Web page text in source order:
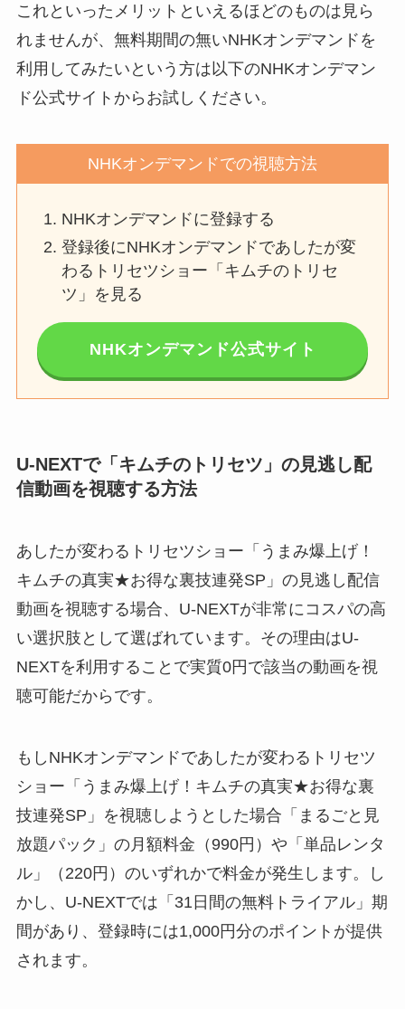
これといったメリットといえるほどのものは見ら
れませんが、無料期間の無いNHKオンデマンドを
利用してみたいという方は以下のNHKオンデマン
ド公式サイトからお試しください。
NHKオンデマンドでの視聴方法
NHKオンデマンドに登録する
登録後にNHKオンデマンドであしたが変
わるトリセツショー「キムチのトリセ
ツ」を見る
NHKオンデマンド公式サイト
U-NEXTで「キムチのトリセツ」の見逃し配
信動画を視聴する方法
あしたが変わるトリセツショー「うまみ爆上げ！
キムチの真実★お得な裏技連発SP」の見逃し配信
動画を視聴する場合、U-NEXTが非常にコスパの高
い選択肢として選ばれています。その理由はU-
NEXTを利用することで実質0円で該当の動画を視
聴可能だからです。
もしNHKオンデマンドであしたが変わるトリセツ
ショー「うまみ爆上げ！キムチの真実★お得な裏
技連発SP」を視聴しようとした場合「まるごと見
放題パック」の月額料金（990円）や「単品レンタ
ル」（220円）のいずれかで料金が発生します。し
かし、U-NEXTでは「31日間の無料トライアル」期
間があり、登録時には1,000円分のポイントが提供
されます。